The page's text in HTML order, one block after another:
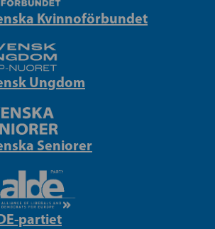
Kvinnoförbundet
Ungdom
Seniorer
partiet